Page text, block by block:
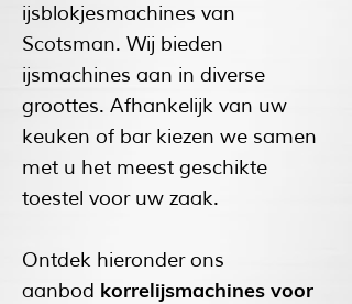
ijsblokjesmachines van
Scotsman. Wij bieden
ijsmachines aan in diverse
groottes. Afhankelijk van uw
keuken of bar kiezen we samen
met u het meest geschikte
toestel voor uw zaak.
Ontdek hieronder ons
aanbod korrelijsmachines voor